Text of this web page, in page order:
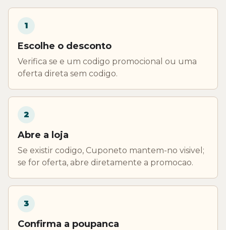
1
Escolhe o desconto
Verifica se e um codigo promocional ou uma
oferta direta sem codigo.
2
Abre a loja
Se existir codigo, Cuponeto mantem-no visivel;
se for oferta, abre diretamente a promocao.
3
Confirma a poupanca